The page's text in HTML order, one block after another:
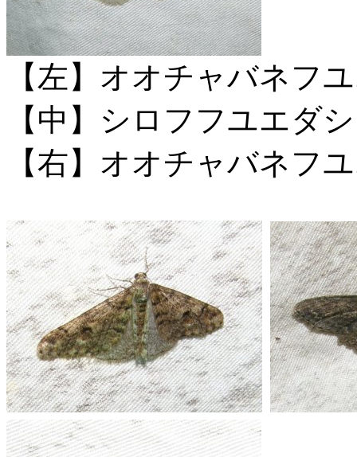
【左】オオチャバネフ
【中】シロフフユエダ
【右】オオチャバネフ